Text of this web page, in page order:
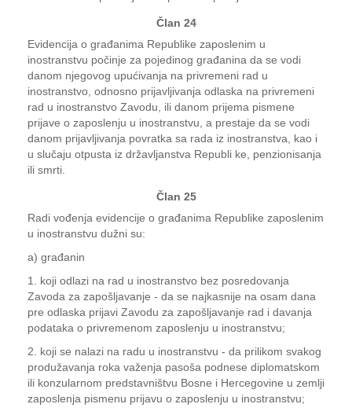
Član 24
Evidencija o građanima Republike zaposlenim u
inostranstvu počinje za pojedinog građanina da se vodi
danom njegovog upućivanja na privremeni rad u
inostranstvo, odnosno prijavljivanja odlaska na privremeni
rad u inostranstvo Zavodu, ili danom prijema pismene
prijave o zaposlenju u inostranstvu, a prestaje da se vodi
danom prijavljivanja povratka sa rada iz inostranstva, kao i
u slučaju otpusta iz državljanstva Republi ke, penzionisanja
ili smrti.
Član 25
Radi vođenja evidencije o građanima Republike zaposlenim
u inostranstvu dužni su:
a) građanin
1. koji odlazi na rad u inostranstvo bez posredovanja
Zavoda za zapošljavanje - da se najkasnije na osam dana
pre odlaska prijavi Zavodu za zapošljavanje rad i davanja
podataka o privremenom zaposlenju u inostranstvu;
2. koji se nalazi na radu u inostranstvu - da prilikom svakog
produžavanja roka važenja pasoša podnese diplomatskom
ili konzularnom predstavništvu Bosne i Hercegovine u zemlji
zaposlenja pismenu prijavu o zaposlenju u inostranstvu;